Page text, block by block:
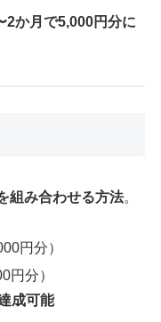
2か月で5,000円分に
組み合わせる方法。
円分）
円分）
成可能